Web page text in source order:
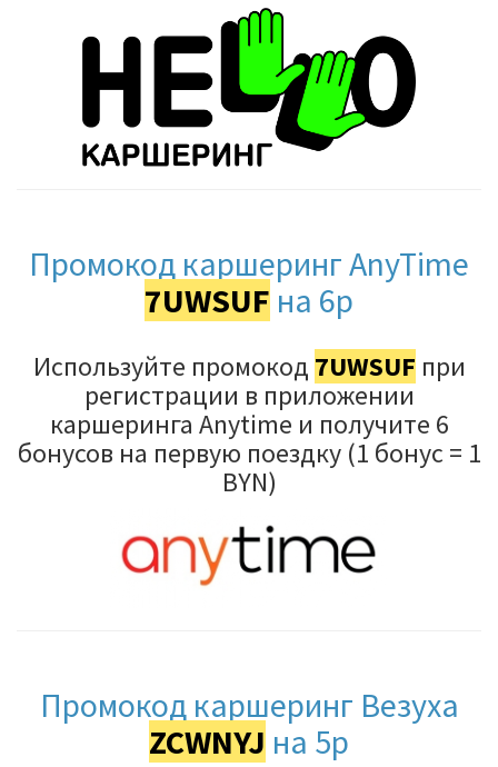
Промокод каршеринг AnyTime
7UWSUF на 6р
Используйте промокод 7UWSUF при
регистрации в приложении
каршеринга Anytime и получите 6
бонусов на первую поездку (1 бонус = 1
BYN)
Промокод каршеринг Везуха
ZCWNYJ на 5р